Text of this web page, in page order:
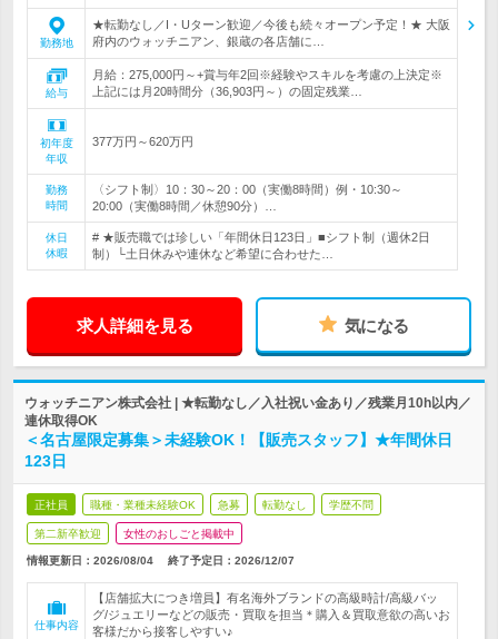
勤務地
★転勤なし／I・Uターン歓迎／今後も続々オープン予定！★ 大阪
府内のウォッチニアン、銀蔵の各店舗に…
給与
月給：275,000円～+賞与年2回※経験やスキルを考慮の上決定※
上記には月20時間分（36,903円～）の固定残業…
初年度
年収
377万円～620万円
勤務
時間
〈シフト制〉10：30～20：00（実働8時間）例・10:30～
20:00（実働8時間／休憩90分）…
休日
休暇
# ★販売職では珍しい「年間休日123日」■シフト制（週休2日
制）└土日休みや連休など希望に合わせた…
求人詳細を見る 気になる
ウォッチニアン株式会社 | ★転勤なし／入社祝い金あり／残業月10h以内／
連休取得OK
＜名古屋限定募集＞未経験OK！【販売スタッフ】★年間休日
123日
正社員 職種・業種未経験OK 急募 転勤なし 学歴不問
第二新卒歓迎 女性のおしごと掲載中
情報更新日：2026/08/04 終了予定日： 2026/12/07
仕事内容
【店舗拡大につき増員】有名海外ブランドの高級時計/高級バッ
グ/ジュエリーなどの販売・買取を担当＊購入＆買取意欲の高いお
客様だから接客しやすい♪